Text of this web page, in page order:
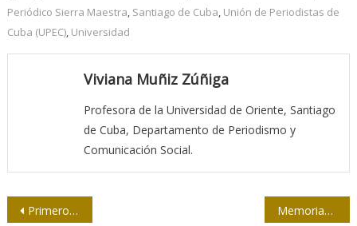
Periódico Sierra Maestra Santiago de Cuba Unión de Periodistas de
Cuba (UPEC), Universidad
Viviana Muñiz Zúñiga
Profesora de la Universidad de Oriente, Santiago
de Cuba, Departamento de Periodismo y
Comunicación Social.
Navegación
Primero alfabetizadora, luego periodista Memorias, voces, palabras… de los sobrevivientes